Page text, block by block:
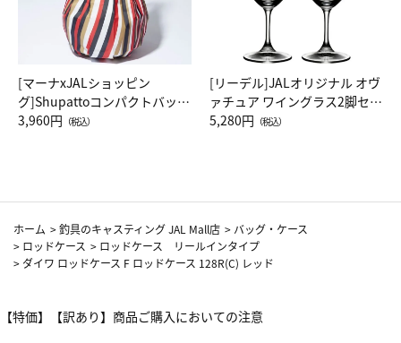
[マーナxJALショッピン
グ]Shupattoコンパクトバッグ
Drop JAL客室乗務員（LC）ス
3,960円 （税込）
[リーデル]JALオリジナル オヴ
ァチュア ワイングラス2脚セッ
ト（レッドワイン）
5,280円 （税込）
ホーム >釣具のキャスティング JAL Mall店 > バッグ・ケース
> ロッドケース > ロッドケース リールインタイプ
> ダイワ ロッドケース F ロッドケース 128R(C) レッド
【特価】【訳あり】商品ご購入においての注意